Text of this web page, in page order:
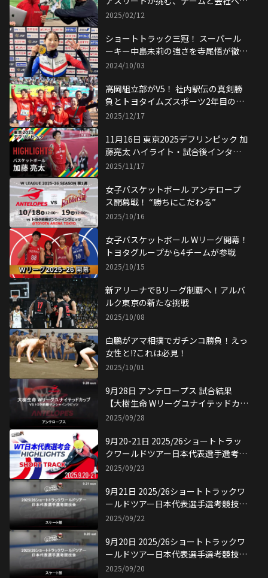
貢献
2025/02/12
ショートトラック三冠！ スーパール
ーキー中島未莉の強さを寺尾悟が徹底
解剖
2024/10/03
高岡組立部がV5！ 社内駅伝の真剣勝
負とトヨタイムズスポーツ2年目の挑
戦
2025/12/17
11月16日 東京2025デフリンピック 加
藤亮太 ハイライト・試合後インタビ
ュー（男子バスケットボール）
2025/11/17
女子バスケットボール アンテロープ
ス開幕戦！ “勝ちにこだわる”
2025/10/16
女子バスケットボール Wリーグ開幕！
トヨタグループから4チームが参戦
2025/10/15
新アリーナでBリーグ制覇へ！アルバ
ルク東京の新たな挑戦
2025/10/08
白鵬がアマ相撲でガチンコ勝負！えっ
女性と!?これは必見！
2025/10/01
9月28日 アンテロープス 試合結果
【大樹生命 Wリーグユナイテッドカッ
プ】
2025/09/28
9月20-21日 2025/26ショートトラッ
クワールドツアー日本代表選手選考競
技会 ハイライト
2025/09/23
9月21日 2025/26ショートトラックワ
ールドツアー日本代表選手選考競技会
試合結果
2025/09/22
9月20日 2025/26ショートトラックワ
ールドツアー日本代表選手選考競技会
試合結果
2025/09/20